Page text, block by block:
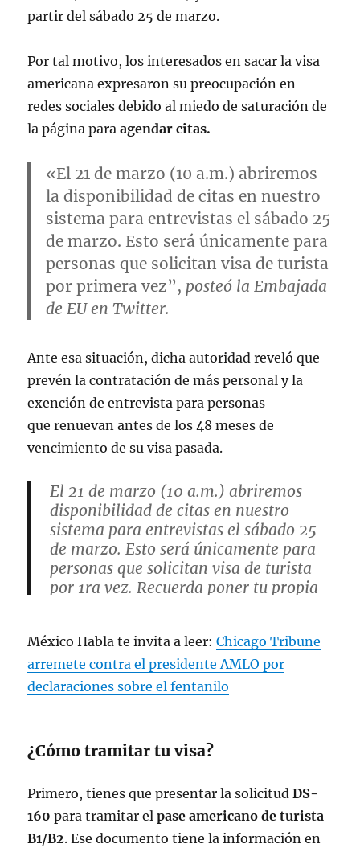
partir del sábado 25 de marzo.
Por tal motivo, los interesados en sacar la visa
americana expresaron su preocupación en
redes sociales debido al miedo de saturación de
la página paraagendar citas.
«El 21 de marzo (10 a.m.) abriremos
la disponibilidad de citas en nuestro
sistema para entrevistas el sábado 25
de marzo. Esto será únicamente para
personas que solicitan visa de turista
por primera vez”, posteó laEmbajada
de EUen Twitter.
Ante esa situación, dicha autoridad reveló que
prevén la contratación de más personal y la
exención de entrevista para personas
que renuevan antes de los 48 meses de
vencimiento de su visa pasada.
El 21 de marzo (10 a.m.) abriremos
disponibilidad de citas en nuestro
sistema para entrevistas el sábado 25
de marzo. Esto será únicamente para
personas que solicitan visa de turista
por 1ra vez. Recuerda poner tu propia
https://t.co/oqWvSle65A
— Embajada EU en Mex
México Habla te invita a leer:Chicago Tribune
arremete contra el presidente AMLO por
declaraciones sobre el fentanilo
¿Cómo tramitar tu visa?
Primero, tienes que presentar la solicitudDS-
160 para tramitar el pase americano de turista
B1/B2. Ese documento tiene la información en